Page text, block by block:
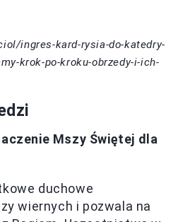
ingres-kard-rysia-do-katedry-
krok-po-kroku-obrzedy-i-ich-
Mszy Świętej dla
duchowe
wiernych i pozwala na